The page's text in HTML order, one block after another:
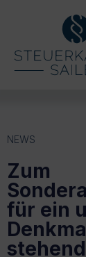
NEWS
Zum
für ein